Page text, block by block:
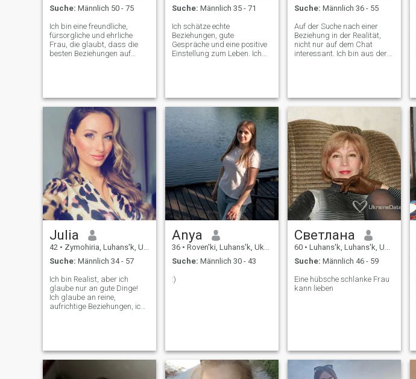
Suche: Männlich 50 - 75
Ich bin eine freundliche,
fürsorgliche und ehrliche
Frau, die glaubt, dass die
besten Beziehungen auf
Menschen zum Lächeln
bringen und meinen Glauben
stärken. Das Leben war
nicht immer einfach, aber es
hat mich stärker,
mitfühlender und dankbarer
für jeden neuen Tag
gemacht. Ich bin hier, um
jemanden zu treffen, der
aufrichtig ist und bereit für
eine sinnvolle Beziehung.
Suche: Männlich 35 - 71
Ich schätze echte
Beziehungen, gute
Gespräche und eine positive
Einstellung zum Leben. Ich
teilen. Ich glaube an
Freundlichkeit, Lachen und
etwas Echtes aufzubauen.
Suche: Männlich 36 - 55
Auf der Suche nach einer
Beziehung in der Realität,
nicht nur auf dem Chat
interessant. Ich bin aus der
Julia
42 • Zymohiria, Luhans'k, Ukraine
Suche: Männlich 34 - 57
Ich bin Realist, aber ich
glaube nur an gute Dinge!
Ich glaube an reine,
aufrichtige Beziehungen, ich
perfekt, aber wenn WIR EIN
PAAR sind, werden wir nur
besser! Richtig?
Anya
36 • Roven'ki, Luhans'k, Ukraine
Suche: Männlich 30 - 43
:)
Светлана
60 • Luhans'k, Luhans'k, Ukraine
Suche: Männlich 46 - 59
Eine hübsche schlanke Frau
kann lieben